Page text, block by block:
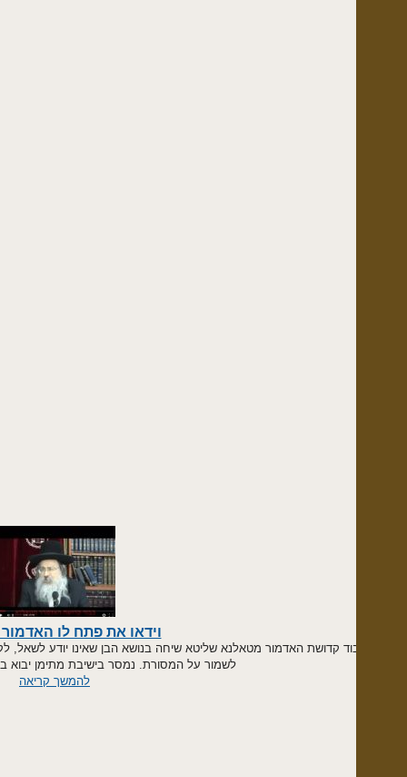
וידאו את פתח לו האדמור
קדושת האדמור מטאלנא שליטא שיחה בנושא הבן שאינו יודע לשאל, לקראת
לשמור על המסורת. נמסר בישיבת מתימן יבוא בירושלים
להמשך קריאה